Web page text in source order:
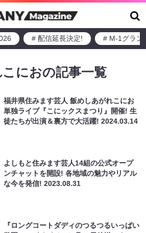
# 配信延長決定! # M-1グラン
におの記事一覧
福井県住みます芸人 飯めしあがれこにお
単独ライブ『こにックスまつり』開催! 生
徒たちが出演＆裏方で大活躍!2024.03.14
よしもと住みます芸⼈14組の公式オープ
ンチャットを開設! 各地域の魅⼒やリアル
な今を発信!2023.08.31
『ロングコートダディのつるつるいっぱい